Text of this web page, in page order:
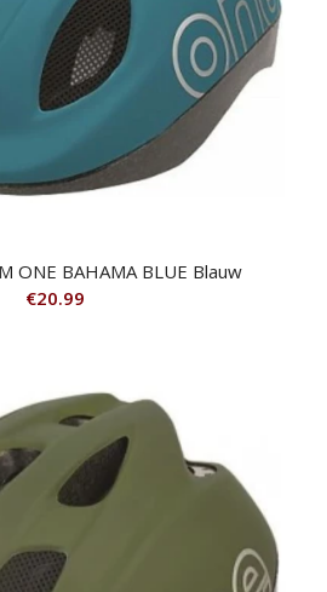
ONE BAHAMA BLUE Blauw
€20.99